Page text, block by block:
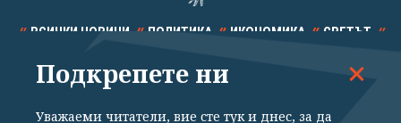
ВСИЧКИ НОВИНИ ПОЛИТИКА ИКОНОМИКА СВЕТЪТ
СПОРТ КУЛТУРА ТЕХНОЛОГИИ КАЛЕЙДОСКОП
Подкрепете ни
Уважаеми читатели, вие сте тук и днес, за да